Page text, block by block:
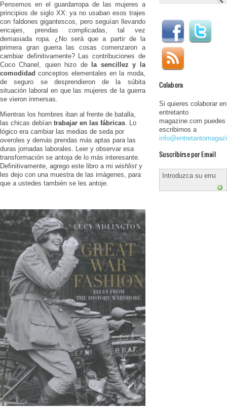
Pensemos en el guardarropa de las mujeres a
principios de siglo XX: ya no usaban esos trajes
con faldones gigantescos, pero seguían llevando
encajes, prendas complicadas, tal vez
demasiada ropa. ¿No será que a partir de la
primera gran guerra las cosas comenzaron a
cambiar definitivamente? Las contribuciones de
Coco Chanel, quien hizo de
la sencillez y la
comodidad conceptos elementales en la moda,
de seguro se desprendieron de la súbita
situación laboral en que las mujeres de la guerra
se vieron inmersas.
Mientras los hombres iban al frente de batalla,
las chicas debían trabajar en las fábricas. Lo
lógico era cambiar las medias de seda por
overoles y demás prendas más aptas para las
duras jornadas laborales. Leer y observar esa
transformación se antoja de lo más interesante.
Definitivamente, agrego este libro a mi wishlist y
les dejo con una muestra de las imágenes, para
que a ustedes también se les antoje.
Colabora
Si quieres colaborar en
entretanto
magazine.com puedes
escribirnos a
Suscribirse por Email